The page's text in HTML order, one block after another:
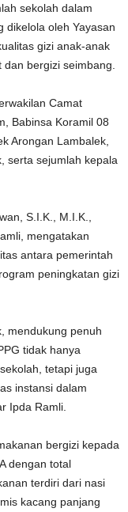
sekolah dalam
dikelola oleh Yayasan
gizi anak-anak
bergizi seimbang.
Camat
Babinsa Koramil 08
Arongan Lambalek,
serta sejumlah kepala
S.I.K., M.I.K.,
mengatakan
antara pemerintah
peningkatan gizi
mendukung penuh
tidak hanya
tetapi juga
instansi dalam
Ipda Ramli.
bergizi kepada
dengan total
terdiri dari nasi
kacang panjang